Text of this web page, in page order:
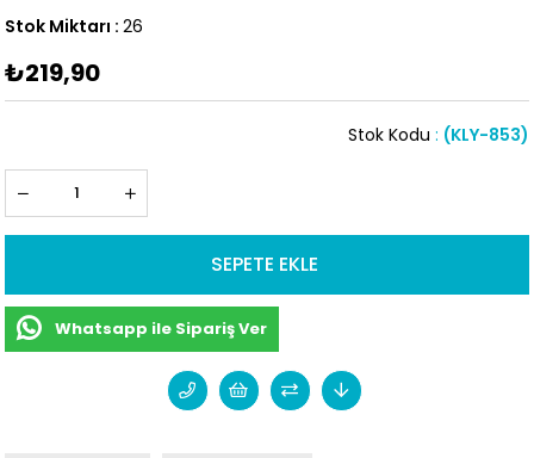
Stok Miktarı : 26
₺219,90
(KLY-853)
Stok Kodu
Whatsapp ile Sipariş Ver